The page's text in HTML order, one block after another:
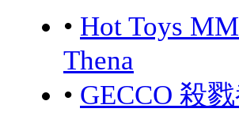
• Hot Toys
Thena
• GECCO 殺